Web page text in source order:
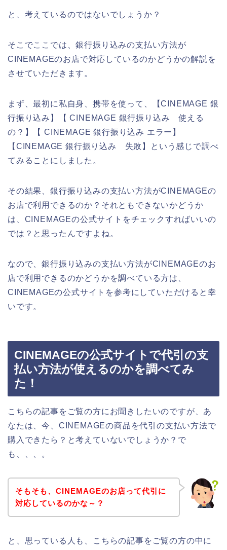
と、考えているのではないでしょうか？
そこでここでは、銀行振り込みの支払い方法が
CINEMAGEのお店で対応しているのかどうかの解説を
させていただきます。
まず、最初に私自身、携帯を使って、【CINEMAGE 銀
行振り込み】【 CINEMAGE 銀行振り込み 使える
の？】【 CINEMAGE 銀行振り込み エラー】
【CINEMAGE 銀行振り込み 失敗】という感じで調べ
てみることにしました。
その結果、銀行振り込みの支払い方法がCINEMAGEの
お店で利用できるのか？それともできないかどうか
は、CINEMAGEの公式サイトをチェックすればいいの
では？と思ったんですよね。
なので、銀行振り込みの支払い方法がCINEMAGEのお
店で利用できるのかどうかを調べている方は、
CINEMAGEの公式サイトを参考にしていただけると幸
いです。
CINEMAGEの公式サイトで代引の支
払い方法が使えるのかを調べてみ
た！
こちらの記事をご覧の方にお聞きしたいのですが、あ
なたは、今、CINEMAGEの商品を代引の支払い方法で
購入できたら？と考えていないでしょうか？で
も、、、。
そもそも、CINEMAGEのお店って代引に
対応しているのかな～？
と、思っている人も、こちらの記事をご覧の方の中に